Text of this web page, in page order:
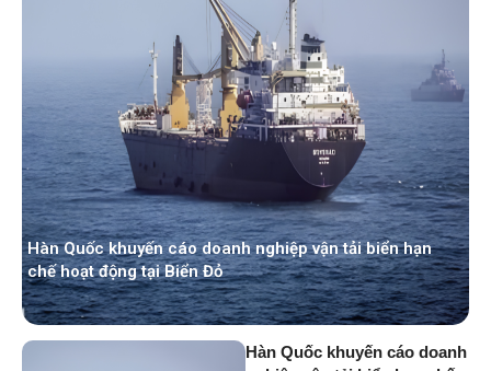
Hàn Quốc khuyến cáo doanh nghiệp vận tải biển hạn
chế hoạt động tại Biển Đỏ
Hàn Quốc khuyến cáo doanh